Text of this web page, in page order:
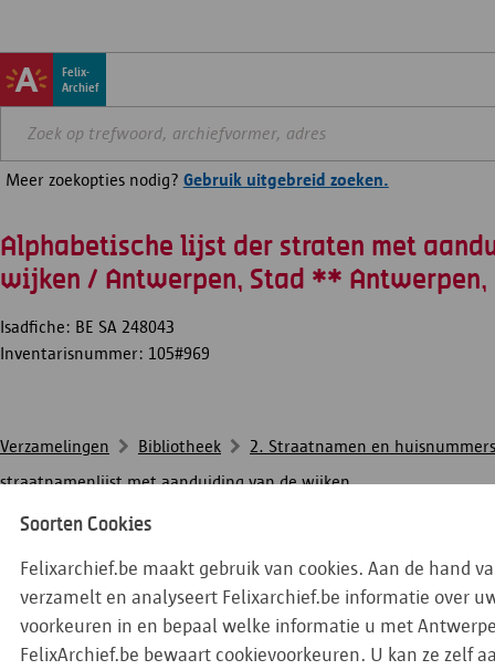
Felix-
Archief
Meer zoekopties nodig? Gebruik uitgebreid zoeken.
Alphabetische lijst der straten met
wijken / Antwerpen, Stad ** Antwerpen,
Isadfiche: BE SA 248043
Inventarisnummer: 105#969
Verzamelingen Bibliotheek
2. Straatnamen en huisnummers
straatnamenlijst met aanduiding van de wijken
Verberg info
Datering 01/01/1907 - 31/12/1907
InventarisNr. 105#969
Soorten Cookies
Felixarchief.be maakt gebruik van cookies. Aan de hand
verzamelt en analyseert Felixarchief.be informatie over
voorkeuren in en bepaal welke informatie u met
FelixArchief.be bewaart cookievoorkeuren. U kan ze zelf